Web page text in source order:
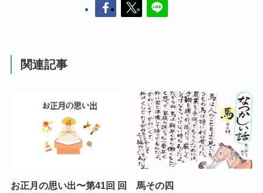
関連記事
お正月の思い出〜第41回 回
馬その四